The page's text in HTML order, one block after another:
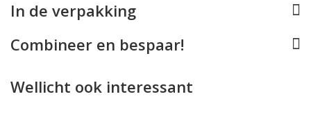
foto's. De protector beinvloed de helderheid van de
Het plaatsen van de PanzerGlass Lens Protector hoops
is eenvoudig. Je legt ze eenvoudig over de individuele
In de verpakking
Combineer en bespaar!
Wellicht ook interessant